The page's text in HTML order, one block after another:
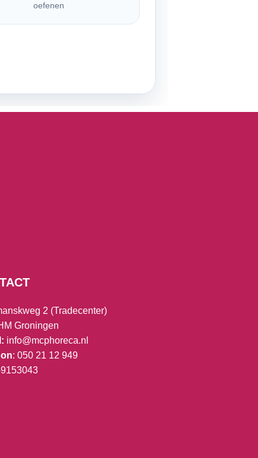
oefenen
2 (Tradecenter)
Groningen
info@mcphoreca.nl
: 050 21 12 949